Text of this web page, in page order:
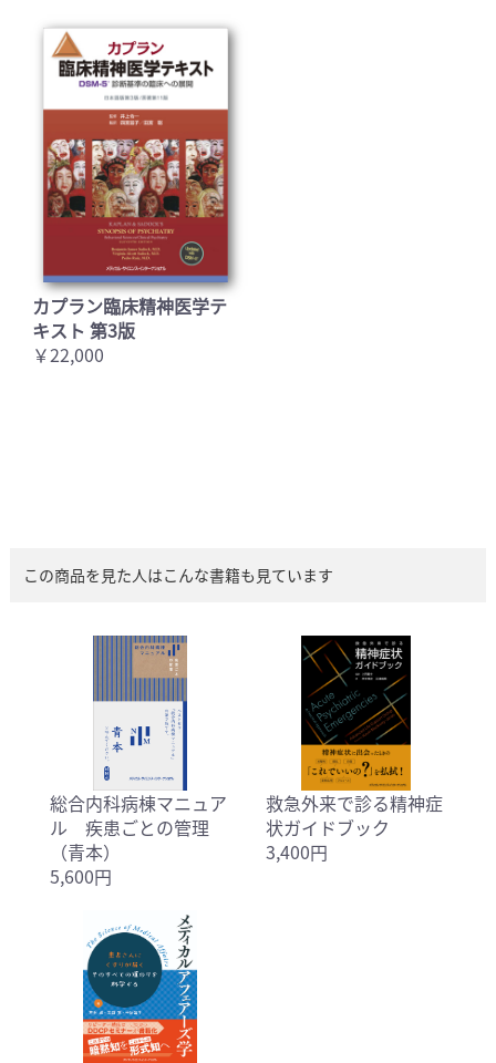
カプラン臨床精神医学テ
キスト 第3版
￥22,000
この商品を見た人はこんな書籍も見ています
総合内科病棟マニュア
ル 疾患ごとの管理
（青本）
5,600円
救急外来で診る精神症
状ガイドブック
3,400円